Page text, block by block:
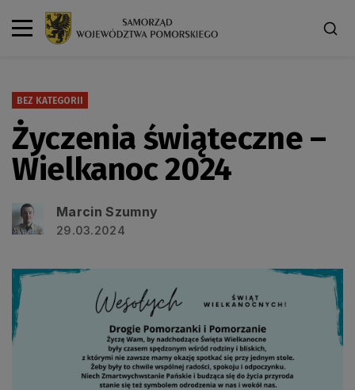
BEZ KATEGORII
Życzenia świąteczne –
Wielkanoc 2024
Marcin Szumny
29.03.2024